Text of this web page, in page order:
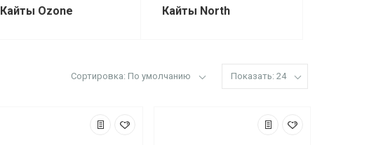
Кайты Ozone Кайты North
Сортировка: По умолчанию Показать: 24